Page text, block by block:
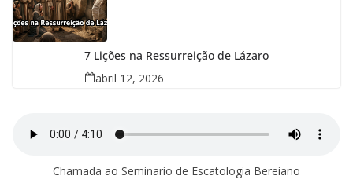
7 Lições na Ressurreição de Lázaro
abril 12, 2026
Chamada ao Seminario de Escatologia Bereiano